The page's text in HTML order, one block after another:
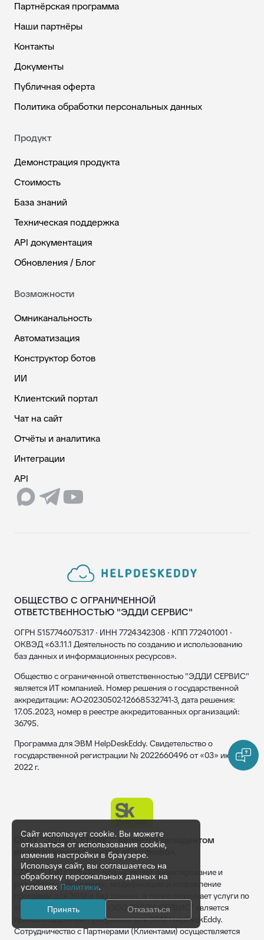
Партнёрская программа
Наши партнёры
Контакты
Документы
Публичная оферта
Политика обработки персональных данных
Продукт
Демонстрация продукта
Стоимость
База знаний
Техническая поддержка
API документация
Обновления / Блог
Возможности
Омниканальность
Автоматизация
Конструктор ботов
ИИ
Клиентский портал
Чат на сайт
Отчёты и аналитика
Интеграции
API
ОБЩЕСТВО С ОГРАНИЧЕННОЙ
ОТВЕТСТВЕННОСТЬЮ "ЭДДИ СЕРВИС"
ОГРН 5157746075317 · ИНН 7724342308 · КПП 772401001 ·
ОКВЭД «63.11.1 Деятельность по созданию и использованию
баз данных и информационных ресурсов».
Общество с ограниченной ответственностью "ЭДДИ СЕРВИС"
является ИТ компанией. Номер решения о государственной
аккредитации: АО-20230502-12668532741-3, дата решения:
17.05.2023, номер в реестре аккредитованных организаций:
36795.
Программа для ЭВМ HelpDeskEddy. Свидетельство о
государственной регистрации № 2022660496 от «03» июня
2022 г.
ООО "ЭДДИ СЕРВИС" является резидентом
инновационного центра «Сколково».
ООО "ЭДДИ СЕРВИС" осуществляет проектирование и
разработку, обновление, модификацию и исправление
программ для ЭВМ и баз данных, а также оказывает услуги по
технической поддержке. ООО "ЭДДИ СЕРВИС" является
правообладателем Программы для ЭВМ HelpDeskEddy.
Сотрудничество с Партнерами (Клиентами) осуществляется
Сайт использует cookie. Вы можете
отказаться от использования cookie,
изменив настройки в браузере.
Используя сайт, вы соглашаетесь на
обработку персональных данных на
условиях Политики.
Принять Отказаться